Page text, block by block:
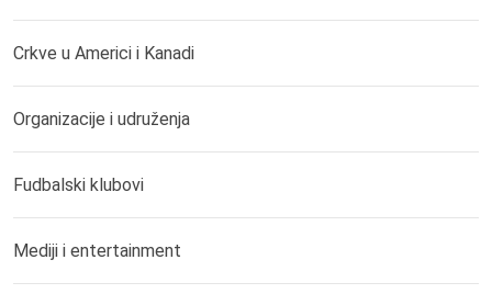
Crkve u Americi i Kanadi
Organizacije i udruženja
Fudbalski klubovi
Mediji i entertainment